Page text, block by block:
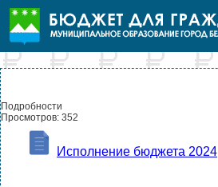
Подробности
Просмотров: 352
Исполнение бюджета 2024